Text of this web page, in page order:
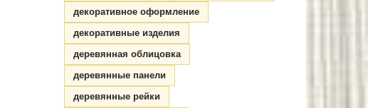
декоративное оформление
декоративные изделия
деревянная облицовка
деревянные панели
деревянные рейки